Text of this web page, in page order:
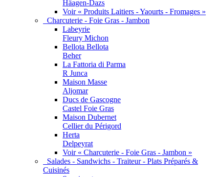
Häagen-Dazs
Voir « Produits Laitiers - Yaourts - Fromages »
Charcuterie - Foie Gras - Jambon
Labeyrie
Fleury Michon
Bellota Bellota
Beher
La Fattoria di Parma
R Junca
Maison Masse
Aljomar
Ducs de Gascogne
Castel Foie Gras
Maison Dubernet
Cellier du Périgord
Herta
Delpeyrat
Voir « Charcuterie - Foie Gras - Jambon »
Salades - Sandwichs - Traiteur - Plats Préparés &
Cuisinés